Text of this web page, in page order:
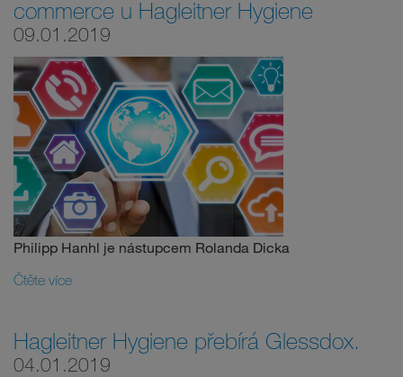
commerce u Hagleitner Hygiene
09.01.2019
Philipp Hanhl je nástupcem Rolanda Dicka
Čtěte více
Hagleitner Hygiene přebírá Glessdox.
04.01.2019